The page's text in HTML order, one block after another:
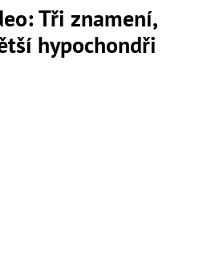
Tři znamení,
hypochondři